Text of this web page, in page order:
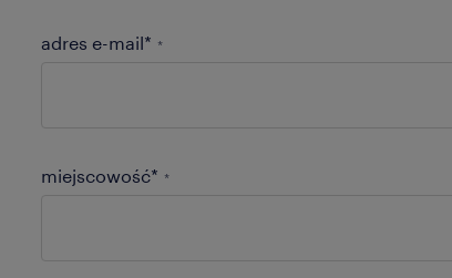
adres e-mail* *
miejscowość* *